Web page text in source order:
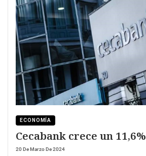
ECONOMÍA
Cecabank crece un 11,6%
20 De Marzo De 2024